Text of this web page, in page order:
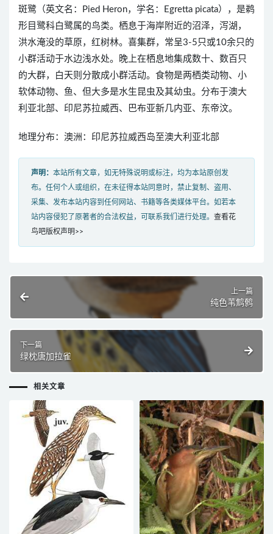
斑鹭（英文名：Pied Heron，学名：Egretta picata），是鹈
形目鹭科白鹭属的鸟类。栖息于海岸附近的沼泽，泻湖，
洪水淹没的草原，红树林。喜集群，常呈3-5只或10余只的
小群活动于水边浅水处。晚上在栖息地集成数十、数百只
的大群，白天则分散成小群活动。食物是两栖类动物、小
软体动物、鱼、但大多是水生昆虫及其幼虫。分布于澳大
利亚北部、印尼苏拉威西、巴布亚新几内亚、东帝汶。
地理分布：澳洲：印尼苏拉威西岛至澳大利亚北部
声明： 本站所有文章，如无特殊说明或标注，均为本站原创发
布。任何个人或组织，在未征得本站同意时，禁止复制、盗用、
采集、发布本站内容到任何网站、书籍等各类媒体平台。如若本
站内容侵犯了原著者的合法权益，可联系我们进行处理。 查看花
鸟吧版权声明>>
上一篇
纯色苇鹪鹩
下一篇
绿枕唐加拉雀
相关文章